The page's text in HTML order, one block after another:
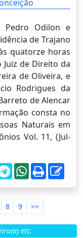
Pedro Odilon e
de Trajano
quatorze horas
de Direito da
de Oliveira, e
Rodrigues da
de Alencar
consta no
Naturais em
Vol. 11, (Jul-
8 9 >>
etc.